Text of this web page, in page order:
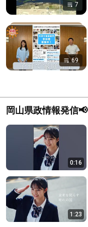
7
69
岡山県政情報発信📢
0:16
1:23